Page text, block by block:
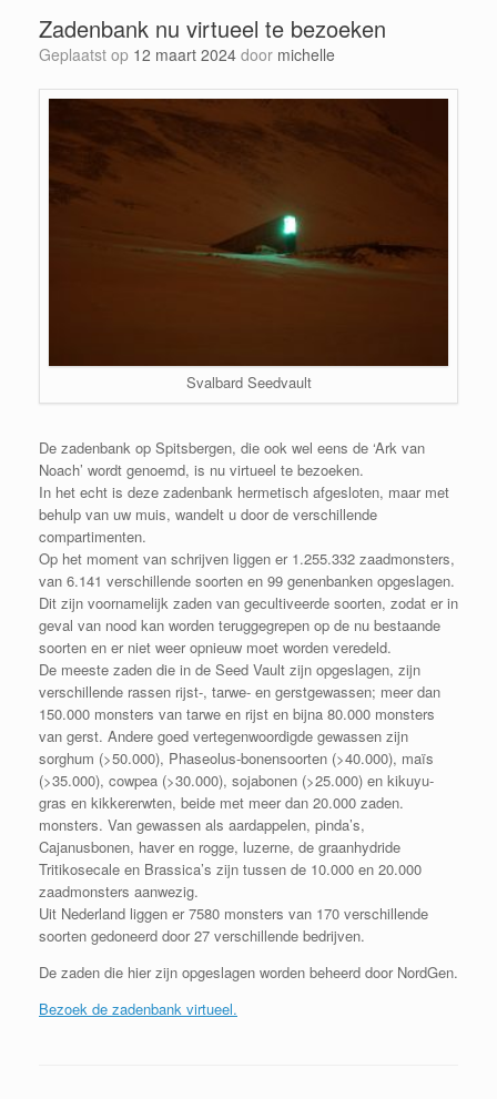
Zadenbank nu virtueel te bezoeken
Geplaatst op 12 maart 2024 door michelle
Svalbard Seedvault
De zadenbank op Spitsbergen, die ook wel eens de ‘Ark van
Noach’ wordt genoemd, is nu virtueel te bezoeken.
In het echt is deze zadenbank hermetisch afgesloten, maar met
behulp van uw muis, wandelt u door de verschillende
compartimenten.
Op het moment van schrijven liggen er 1.255.332 zaadmonsters,
van 6.141 verschillende soorten en 99 genenbanken opgeslagen.
Dit zijn voornamelijk zaden van gecultiveerde soorten, zodat er in
geval van nood kan worden teruggegrepen op de nu bestaande
soorten en er niet weer opnieuw moet worden veredeld.
De meeste zaden die in de Seed Vault zijn opgeslagen, zijn
verschillende rassen rijst-, tarwe- en gerstgewassen; meer dan
150.000 monsters van tarwe en rijst en bijna 80.000 monsters
van gerst. Andere goed vertegenwoordigde gewassen zijn
sorghum (>50.000), Phaseolus-bonensoorten (>40.000), maïs
(>35.000), cowpea (>30.000), sojabonen (>25.000) en kikuyu-
gras en kikkererwten, beide met meer dan 20.000 zaden.
monsters. Van gewassen als aardappelen, pinda’s,
Cajanusbonen, haver en rogge, luzerne, de graanhydride
Tritikosecale en Brassica’s zijn tussen de 10.000 en 20.000
zaadmonsters aanwezig.
Uit Nederland liggen er 7580 monsters van 170 verschillende
soorten gedoneerd door 27 verschillende bedrijven.
De zaden die hier zijn opgeslagen worden beheerd door NordGen.
Bezoek de zadenbank virtueel.